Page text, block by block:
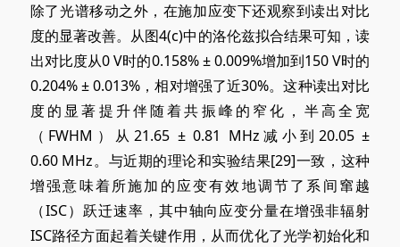
除了光谱移动之外，在施加应变下还观察到读出对比
度的显著改善。从图4(c)中的洛伦兹拟合结果可知，读
出对比度从0 V时的0.158%± 0.009%增加到150 V时的
0.204%± 0.013% ，相对增强了近30%。这种读出对比
度的显著提升伴随着共振峰的窄化，半高全宽
（FWHM）从21.65 ± 0.81 MHz减小到20.05±
0.60 MHz。与近期的理论和实验结果[29]一致，这种
增强意味着所施加的应变有效地调节了系间窜越
（ISC）跃迁速率，其中轴向应变分量在增强非辐射
ISC路径方面起着关键作用，从而优化了光学初始化和